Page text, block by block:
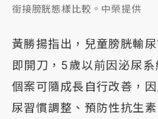
銜接膀胱態樣比較。中榮提供
黃勝揚指出，兒童膀胱輸
即開刀，5歲以前因泌尿
個案可隨成長自行改善，
尿習慣調整、預防性抗生